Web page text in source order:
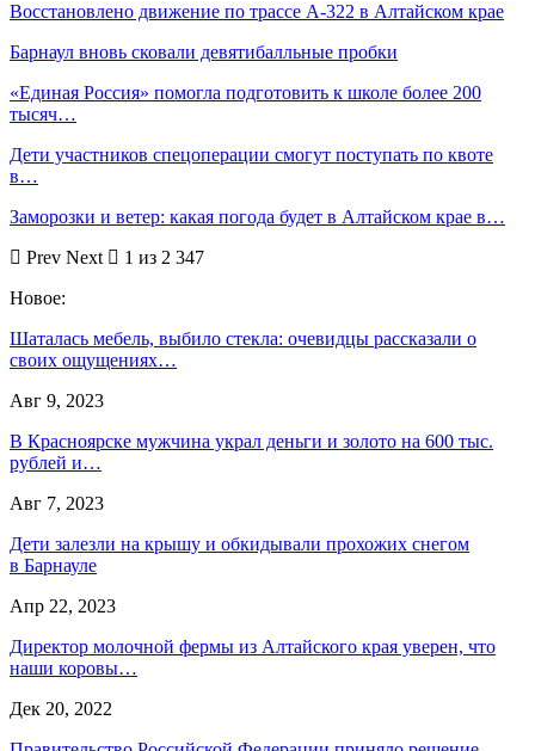
Восстановлено движение по трассе А-322 в Алтайском крае
Барнаул вновь сковали девятибалльные пробки
«Единая Россия» помогла подготовить к школе более 200
тысяч…
Дети участников спецоперации смогут поступать по квоте
в…
Заморозки и ветер: какая погода будет в Алтайском крае в…
Prev Next
1 из 2 347
Новое:
Шаталась мебель, выбило стекла: очевидцы рассказали о
своих ощущениях…
Авг 9, 2023
В Красноярске мужчина украл деньги и золото на 600 тыс.
рублей и…
Авг 7, 2023
Дети залезли на крышу и обкидывали прохожих снегом
в Барнауле
Апр 22, 2023
Директор молочной фермы из Алтайского края уверен, что
наши коровы…
Дек 20, 2022